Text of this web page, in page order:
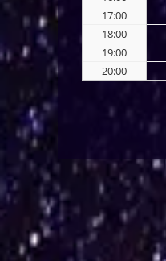
17:00
18:00
19:00
20:00